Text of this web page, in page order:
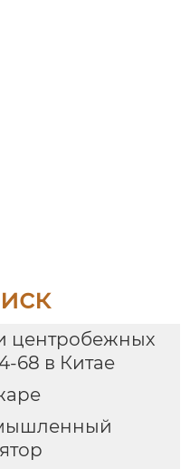
центробежных
68 в Китае